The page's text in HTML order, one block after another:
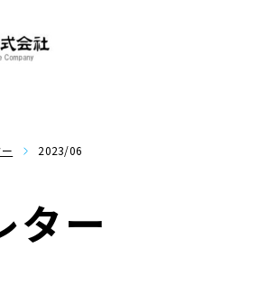
2023/06
ター